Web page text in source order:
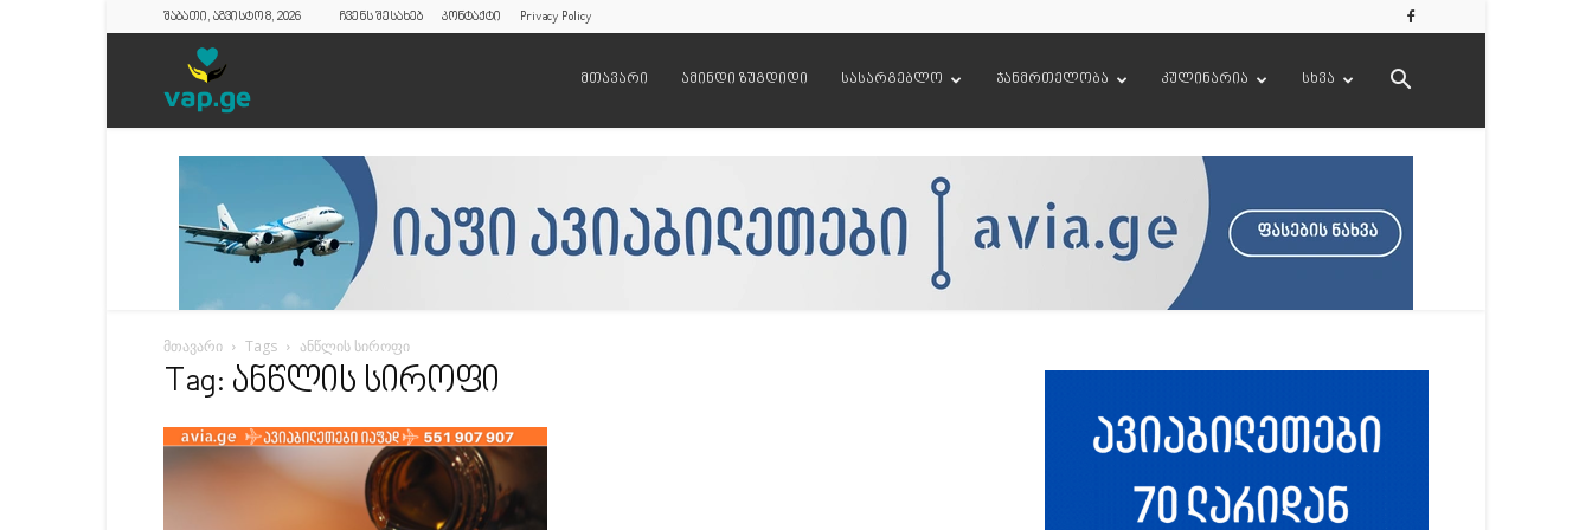
შაბათი, აგვისტო 8, 2026 ჩვენს შესახებ კონტაქტი Privacy Policy
მთავარი ამინდი ზუგდიდი სასარგებლო ჯანმრთელობა კულინარია სხვა
მთავარი Tags ანწლის სიროფი
Tag: ანწლის სიროფი